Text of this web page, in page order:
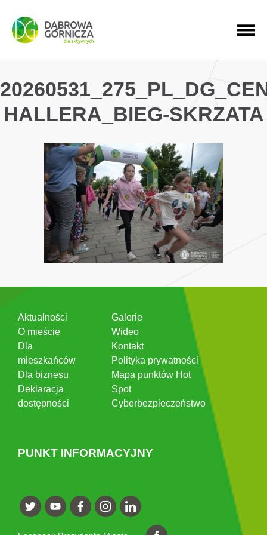
PRZEJDŹ DO MENU GŁÓWNEGO
PRZEJDŹ DO WYSZUKIWARKI
PRZEJDŹ DO TREŚCI
HALLERA_BIEG-SKRZATA
Aktualności
O mieście
Dla
mieszkańców
Dla biznesu
Deklaracja
dostępności
Galerie
Wideo
Kontakt
Polityka prywatności
Mapa punktów Hot
Spot
Cyberbezpieczeństwo
PUNKT INFORMACYJNY